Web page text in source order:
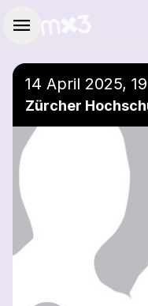
menu
14 April 2025,
Zürcher